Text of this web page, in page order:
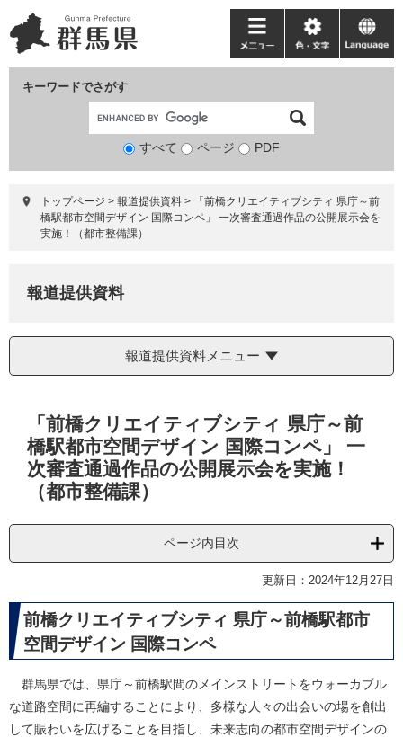
ー
ジ
ニ
ュ
て
キーワードでさがす
検
象
すべて ページ PDF
メ
ニ
ー
色・
文
language
トップページ > 報道提供資料 >
「前橋クリエイティブシティ 県庁～前
橋駅都市空間デザイン 国際コンペ」 一次審査通過作品の公開展示会を
実施！（都市整備課）
報道提供資料
報道提供資料メニュー
「前橋クリエイティブシティ 県庁～前
橋駅都市空間デザイン 国際コンペ」 一
次審査通過作品の公開展示会を実施！
（都市整備課）
ページ内目次
更新日：2024年12月27日
前橋クリエイティブシティ 県庁～前橋駅都市
空間デザイン 国際コンペ
群馬県では、県庁～前橋駅間のメインストリートをウォーカブル
な道路空間に再編することにより、多様な人々の出会いの場を創出
して賑わいを広げることを目指し、未来志向の都市空間デザインの